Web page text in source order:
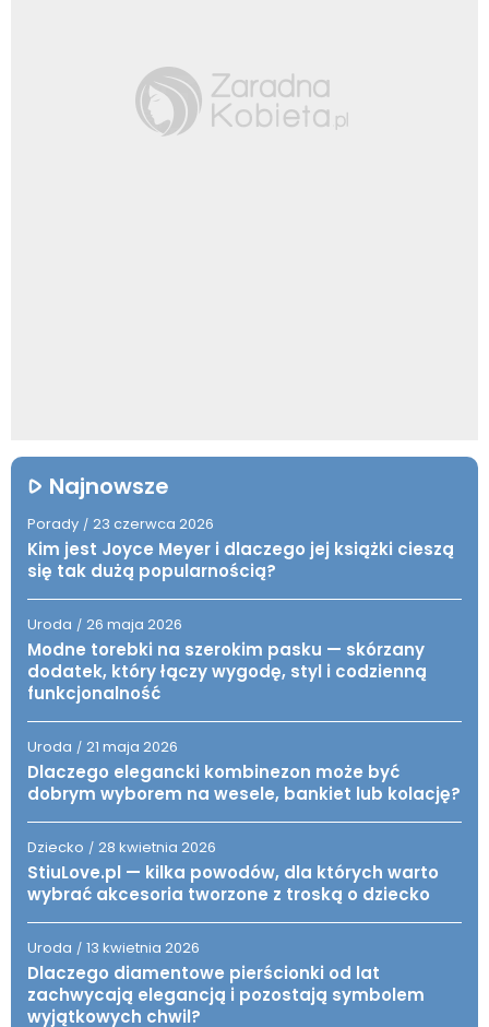
Najnowsze
Porady / 23 czerwca 2026
Kim jest Joyce Meyer i dlaczego jej książki cieszą
się tak dużą popularnością?
Uroda / 26 maja 2026
Modne torebki na szerokim pasku — skórzany
dodatek, który łączy wygodę, styl i codzienną
funkcjonalność
Uroda / 21 maja 2026
Dlaczego elegancki kombinezon może być
dobrym wyborem na wesele, bankiet lub kolację?
Dziecko / 28 kwietnia 2026
StiuLove.pl — kilka powodów, dla których warto
wybrać akcesoria tworzone z troską o dziecko
Uroda / 13 kwietnia 2026
Dlaczego diamentowe pierścionki od lat
zachwycają elegancją i pozostają symbolem
wyjątkowych chwil?